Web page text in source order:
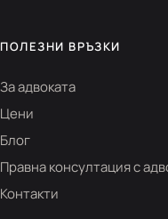
ПОЛЕЗНИ ВРЪЗКИ
За адвоката
Цени
Блог
Правна консултация с
Контакти